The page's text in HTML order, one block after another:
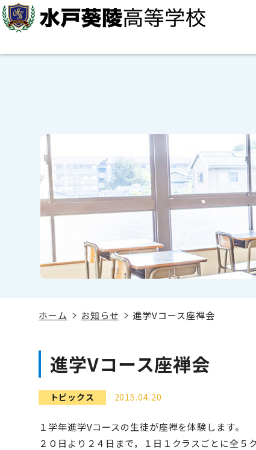
ホーム お知らせ 進学Vコース座禅会
進学Vコース座禅会
トピックス 2015.04.20
１学年進学Vコースの生徒が座禅を体験します。
２０日より２４日まで，１日１クラスごとに全５